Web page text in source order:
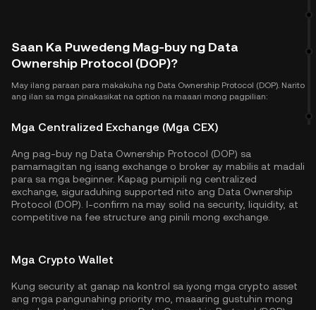
Saan Ka Puwedeng Mag-buy ng Data
Ownership Protocol (DOP)?
May ilang paraan para makakuha ng Data Ownership Protocol (DOP). Narito
ang ilan sa mga pinakasikat na option na maaari mong pagpilian:
Mga Centralized Exchange (Mga CEX)
Ang pag-buy ng Data Ownership Protocol (DOP) sa
pamamagitan ng isang exchange o broker ay mabilis at madali
para sa mga beginner. Kapag pumipili ng centralized
exchange, siguraduhing supported nito ang Data Ownership
Protocol (DOP). I-confirm na may solid na security, liquidity, at
competitive na fee structure ang pinili mong exchange.
Mga Crypto Wallet
Kung security at ganap na kontrol sa iyong mga crypto asset
ang mga pangunahing priority mo, maaaring gustuhin mong